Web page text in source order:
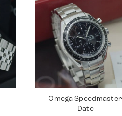
Omega Speedmaster
Date